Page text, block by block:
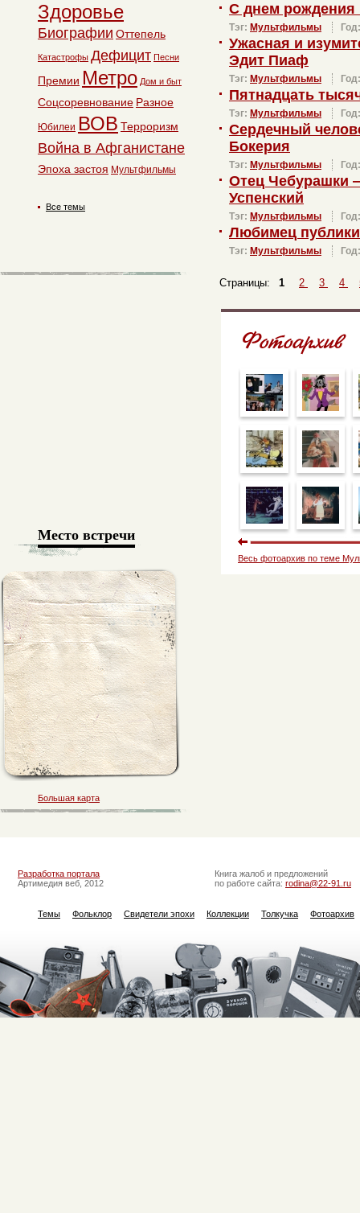
С днем
Тэг: Мультфильмы
Ужасная и
Эдит Пиаф
Тэг: Мультфильмы
Пятнадцать
Тэг: Мультфильмы
Сердечный
Бокерия
Тэг: Мультфильмы
Отец Чебурашки
Успенский
Тэг: Мультфильмы
Любимец
Тэг: Мультфильмы
Страницы: 1 2 3 4
Весь фотоархив по теме
Здоровье
Биографии Оттепель
Катастрофы Дефицит Песни
Премии Метро Дом и быт
Соцсоревнование Разное
Юбилеи ВОВ Терроризм
Война в Афганистане
Эпоха застоя Мультфильмы
Все темы
Место встречи
Большая карта
Разработка портала
Артимедия веб, 2012
Книга жалоб и предложений
по работе сайта: rodina@22-91.ru
Темы Фольклор Свидетели эпохи Коллекции Толкучка Фотоархив